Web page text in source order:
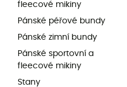
fleecové mikiny
Pánské péřové bundy
Pánské zimní bundy
Pánské sportovní a
fleecové mikiny
Stany